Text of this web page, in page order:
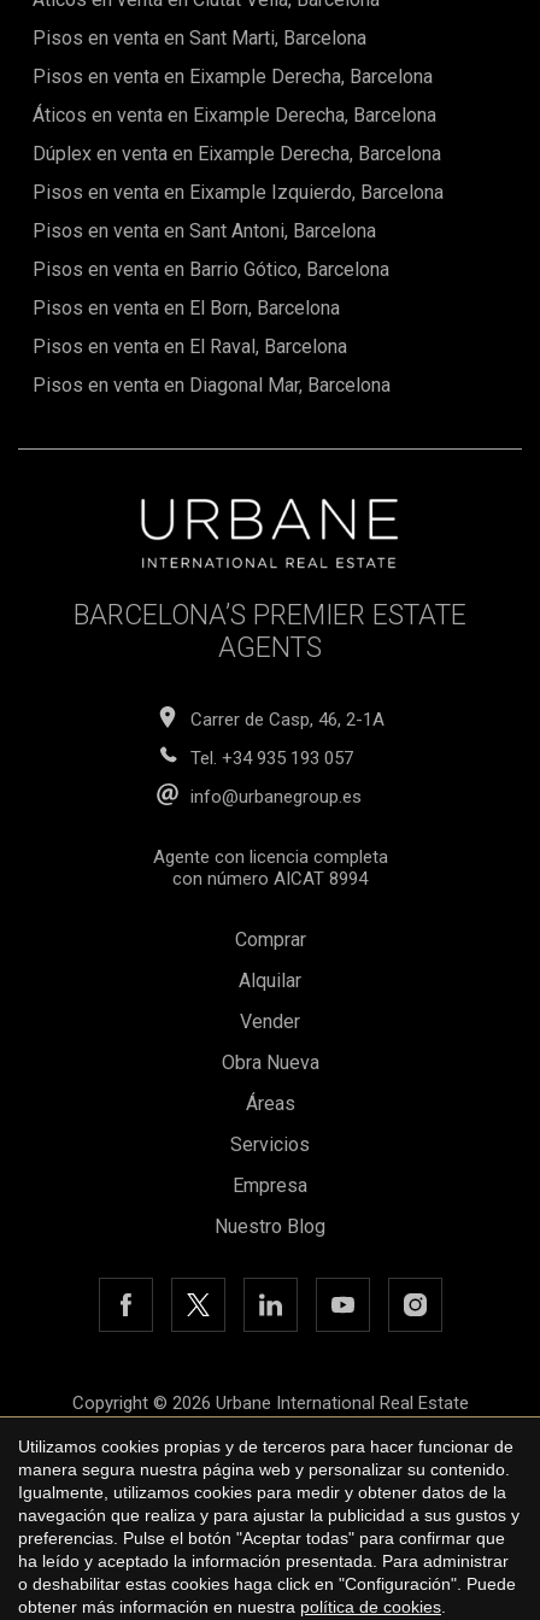
complejo cuenta con una piscina con vistas panorámicas al
un gimnasio totalmente equipado y áreas de juego seguras
para los más pequeños. Una opción ideal tanto como
residencia habitual como segunda vivienda de prestigio o
inversión inmobiliaria de gran valor.La Costa Brava sigue
conocida por sus calas de aguas cristalinas, paisajes
espectaculares, pueblos con encanto y excelente
gastronomía, ofreciendo además un acceso fácil y cómodo
a la ciudad de Barcelona.Asegure su lugar junto al mar y
Contáctenos hoy para una visita privada. (El precio de venta
no incluye impuestos, gastos de notaría o registro,
honorarios de agencia ni gastos relacionados con la
hipoteca, si corresponde).
Pisos en venta en Sant Marti, Barcelona
Pisos en venta en Eixample Derecha, Barcelona
Áticos en venta en Eixample Derecha, Barcelona
Dúplex en venta en Eixample Derecha, Barcelona
Pisos en venta en Eixample Izquierdo, Barcelona
Pisos en venta en Sant Antoni, Barcelona
Pisos en venta en Barrio Gótico, Barcelona
Pisos en venta en El Born, Barcelona
Pisos en venta en El Raval, Barcelona
Pisos en venta en Diagonal Mar, Barcelona
BARCELONA’S PREMIER ESTATE
AGENTS
Carrer de Casp, 46, 2-1A
Tel. +34 935 193 057
info@urbanegroup.es
Agente con licencia completa
con número AICAT 8994
Comprar
Alquilar
Vender
Obra Nueva
Áreas
Servicios
Empresa
Nuestro Blog
Copyright © 2026 Urbane International Real Estate
Aviso legal
Política de privacidad
Política de cookies
byiEstrategic
Utilizamos cookies propias y de terceros para hacer funcionar de
manera segura nuestra página web y personalizar su contenido.
Igualmente, utilizamos cookies para medir y obtener datos de la
navegación que realiza y para ajustar la publicidad a sus gustos y
preferencias. Pulse el botón "Aceptar todas" para confirmar que
ha leído y aceptado la información presentada. Para administrar
o deshabilitar estas cookies haga click en "Configuración". Puede
obtener más información en nuestra política de cookies